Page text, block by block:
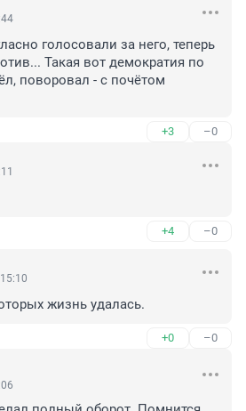
голосовали за него, теперь
Такая вот демократия по
поворовал - с почётом
+3 –0
+4 –0
жизнь удалась.
+0 –0